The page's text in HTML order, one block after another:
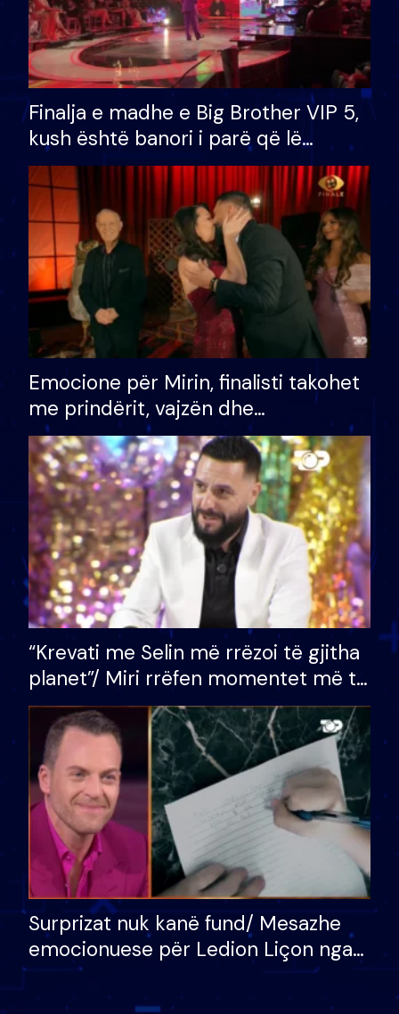
Finalja e madhe e Big Brother VIP 5,
kush është banori i parë që lë
shtëpinë dhe humb mundësinë për
të fituar çmimin e madh
Emocione për Mirin, finalisti takohet
me prindërit, vajzën dhe
bashkëshorten: S’kemi ndonjë letër
divorci apo jo?
“Krevati me Selin më rrëzoi të gjitha
planet”/ Miri rrëfen momentet më të
bukura në shtëpinë e BB VIP: Do më
mungojë zilja e mëngjesit kur…
Surprizat nuk kanë fund/ Mesazhe
emocionuese për Ledion Liçon nga
nëna dhe fëmijët e tij, moderatori
nuk i mban dot lotët: Nuk meritoj…